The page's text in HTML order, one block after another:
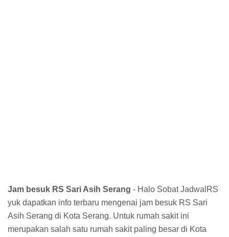
Jam besuk RS Sari Asih Serang - Halo Sobat JadwalRS
yuk dapatkan info terbaru mengenai jam besuk RS Sari
Asih Serang di Kota Serang. Untuk rumah sakit ini
merupakan salah satu rumah sakit paling besar di Kota